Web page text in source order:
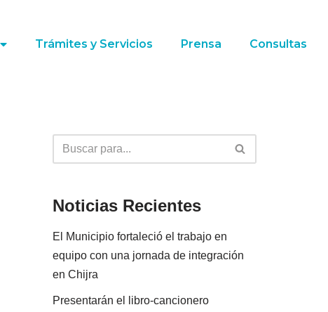
Trámites y Servicios Prensa Consultas
Noticias Recientes
El Municipio fortaleció el trabajo en
equipo con una jornada de integración
en Chijra
Presentarán el libro-cancionero